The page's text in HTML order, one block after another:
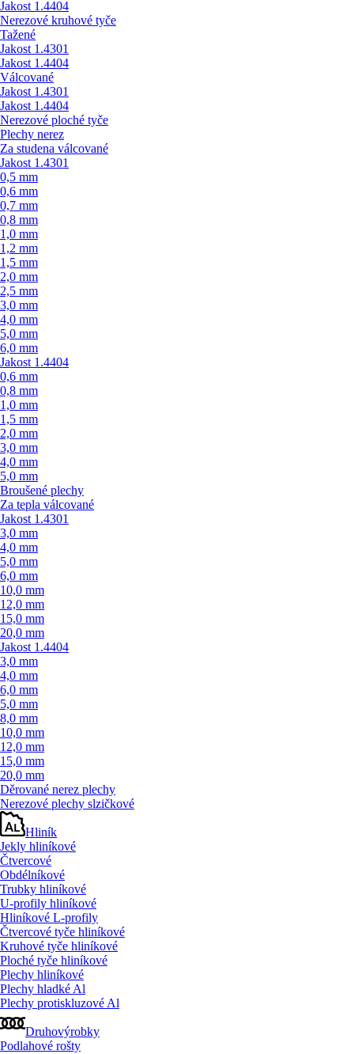
Jakost 1.4404
Nerezové kruhové tyče
Tažené
Jakost 1.4301
Jakost 1.4404
Válcované
Jakost 1.4301
Jakost 1.4404
Nerezové ploché tyče
Plechy nerez
Za studena válcované
Jakost 1.4301
0,5 mm
0,6 mm
0,7 mm
0,8 mm
1,0 mm
1,2 mm
1,5 mm
2,0 mm
2,5 mm
3,0 mm
4,0 mm
5,0 mm
6,0 mm
Jakost 1.4404
0,6 mm
0,8 mm
1,0 mm
1,5 mm
2,0 mm
3,0 mm
4,0 mm
5,0 mm
Broušené plechy
Za tepla válcované
Jakost 1.4301
3,0 mm
4,0 mm
5,0 mm
6,0 mm
10,0 mm
12,0 mm
15,0 mm
20,0 mm
Jakost 1.4404
3,0 mm
4,0 mm
6,0 mm
5,0 mm
8,0 mm
10,0 mm
12,0 mm
15,0 mm
20,0 mm
Děrované nerez plechy
Nerezové plechy slzičkové
Hliník
Jekly hliníkové
Čtvercové
Obdélníkové
Trubky hliníkové
U-profily hliníkové
Hliníkové L-profily
Čtvercové tyče hliníkové
Kruhové tyče hliníkové
Ploché tyče hliníkové
Plechy hliníkové
Plechy hladké Al
Plechy protiskluzové Al
Druhovýrobky
Podlahové rošty